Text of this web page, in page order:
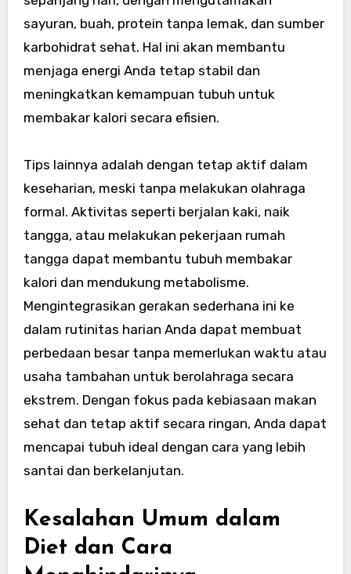
sayuran, buah, protein tanpa lemak, dan sumber
karbohidrat sehat. Hal ini akan membantu
menjaga energi Anda tetap stabil dan
meningkatkan kemampuan tubuh untuk
membakar kalori secara efisien.
Tips lainnya adalah dengan tetap aktif dalam
keseharian, meski tanpa melakukan olahraga
formal. Aktivitas seperti berjalan kaki, naik
tangga, atau melakukan pekerjaan rumah
tangga dapat membantu tubuh membakar
kalori dan mendukung metabolisme.
Mengintegrasikan gerakan sederhana ini ke
dalam rutinitas harian Anda dapat membuat
perbedaan besar tanpa memerlukan waktu atau
usaha tambahan untuk berolahraga secara
ekstrem. Dengan fokus pada kebiasaan makan
sehat dan tetap aktif secara ringan, Anda dapat
mencapai tubuh ideal dengan cara yang lebih
santai dan berkelanjutan.
Kesalahan Umum dalam
Diet dan Cara